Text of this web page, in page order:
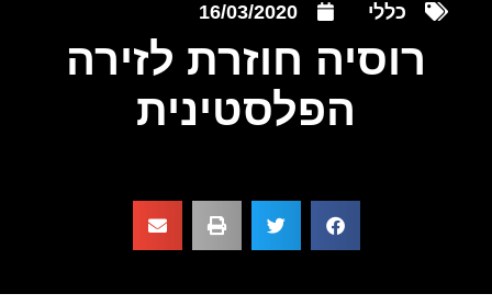
כללי 16/03/2020
רוסיה חוזרת לזירה
הפלסטינית